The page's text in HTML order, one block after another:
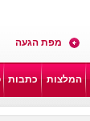
מפת הגעה
המלצות כתבות